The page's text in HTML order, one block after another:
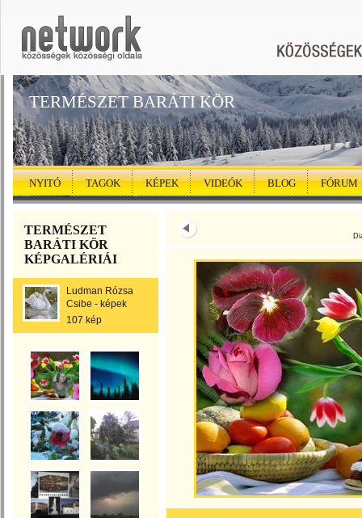
TERMÉSZET BARÁTI KÖR
NYITÓ TAGOK KÉPEK VIDEÓK BLOG FÓRUM
TERMÉSZET
BARÁTI KÖR
KÉPGALÉRIÁI
Ludman Rózsa
Csibe - képek
107 kép